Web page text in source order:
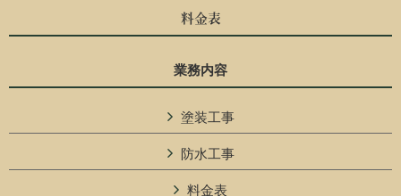
料金表
業務内容
塗装工事
防水工事
料金表